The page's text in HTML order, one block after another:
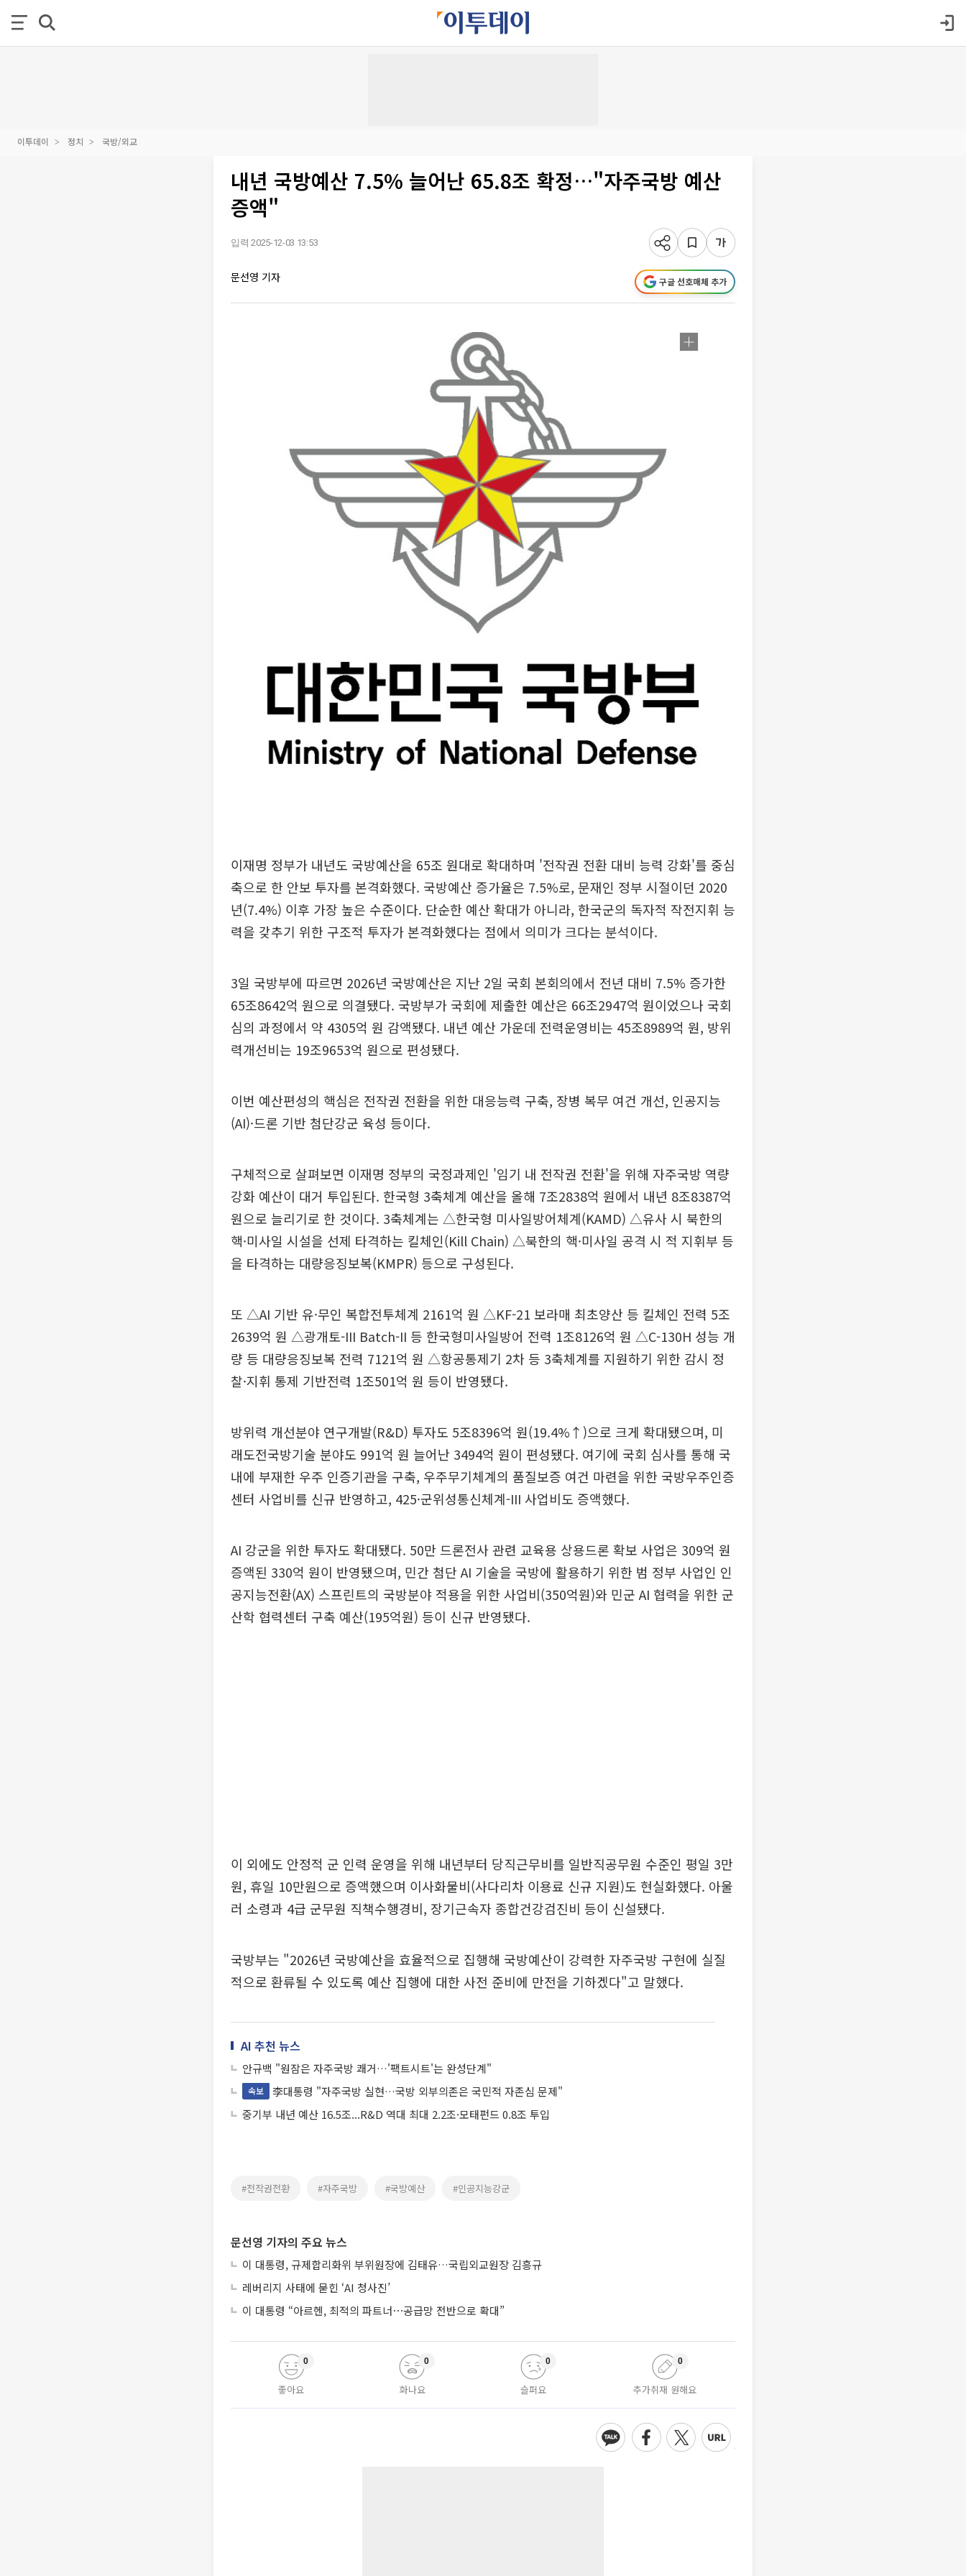
이투데이 정치 국방/외교
내년 국방예산 7.5% 늘어난 65.8조 확정…"자주국방 예산
증액"
입력 2025-12-03 13:53
문선영 기자 구글 선호매체 추가
이재명 정부가 내년도 국방예산을 65조 원대로 확대하며 '전작권 전환 대비 능력 강화'를 중심
축으로 한 안보 투자를 본격화했다. 국방예산 증가율은 7.5%로, 문재인 정부 시절이던 2020
년(7.4%) 이후 가장 높은 수준이다. 단순한 예산 확대가 아니라, 한국군의 독자적 작전지휘 능
력을 갖추기 위한 구조적 투자가 본격화했다는 점에서 의미가 크다는 분석이다.
3일 국방부에 따르면 2026년 국방예산은 지난 2일 국회 본회의에서 전년 대비 7.5% 증가한
65조8642억 원으로 의결됐다. 국방부가 국회에 제출한 예산은 66조2947억 원이었으나 국회
심의 과정에서 약 4305억 원 감액됐다. 내년 예산 가운데 전력운영비는 45조8989억 원, 방위
력개선비는 19조9653억 원으로 편성됐다.
이번 예산편성의 핵심은 전작권 전환을 위한 대응능력 구축, 장병 복무 여건 개선, 인공지능
(AI)·드론 기반 첨단강군 육성 등이다.
구체적으로 살펴보면 이재명 정부의 국정과제인 '임기 내 전작권 전환'을 위해 자주국방 역량
강화 예산이 대거 투입된다. 한국형 3축체계 예산을 올해 7조2838억 원에서 내년 8조8387억
원으로 늘리기로 한 것이다. 3축체계는 △한국형 미사일방어체계(KAMD) △유사 시 북한의
핵·미사일 시설을 선제 타격하는 킬체인(Kill Chain) △북한의 핵·미사일 공격 시 적 지휘부 등
을 타격하는 대량응징보복(KMPR) 등으로 구성된다.
또 △AI 기반 유·무인 복합전투체계 2161억 원 △KF-21 보라매 최초양산 등 킬체인 전력 5조
2639억 원 △광개토-III Batch-II 등 한국형미사일방어 전력 1조8126억 원 △C-130H 성능 개
량 등 대량응징보복 전력 7121억 원 △항공통제기 2차 등 3축체계를 지원하기 위한 감시 정
찰·지휘 통제 기반전력 1조501억 원 등이 반영됐다.
방위력 개선분야 연구개발(R&D) 투자도 5조8396억 원(19.4%↑)으로 크게 확대됐으며, 미
래도전국방기술 분야도 991억 원 늘어난 3494억 원이 편성됐다. 여기에 국회 심사를 통해 국
내에 부재한 우주 인증기관을 구축, 우주무기체계의 품질보증 여건 마련을 위한 국방우주인증
센터 사업비를 신규 반영하고, 425·군위성통신체계-III 사업비도 증액했다.
AI 강군을 위한 투자도 확대됐다. 50만 드론전사 관련 교육용 상용드론 확보 사업은 309억 원
증액된 330억 원이 반영됐으며, 민간 첨단 AI 기술을 국방에 활용하기 위한 범 정부 사업인 인
공지능전환(AX) 스프린트의 국방분야 적용을 위한 사업비(350억원)와 민군 AI 협력을 위한 군
산학 협력센터 구축 예산(195억원) 등이 신규 반영됐다.
이 외에도 안정적 군 인력 운영을 위해 내년부터 당직근무비를 일반직공무원 수준인 평일 3만
원, 휴일 10만원으로 증액했으며 이사화물비(사다리차 이용료 신규 지원)도 현실화했다. 아울
러 소령과 4급 군무원 직책수행경비, 장기근속자 종합건강검진비 등이 신설됐다.
국방부는 "2026년 국방예산을 효율적으로 집행해 국방예산이 강력한 자주국방 구현에 실질
적으로 환류될 수 있도록 예산 집행에 대한 사전 준비에 만전을 기하겠다"고 말했다.
AI 추천 뉴스
안규백 "원잠은 자주국방 쾌거…'팩트시트'는 완성단계"
속보
李대통령 "자주국방 실현…국방 외부의존은 국민적 자존심 문제"
중기부 내년 예산 16.5조...R&D 역대 최대 2.2조·모태펀드 0.8조 투입
#전작권전환 #자주국방 #국방예산 #인공지능강군
문선영 기자의 주요 뉴스
이 대통령, 규제합리화위 부위원장에 김태유…국립외교원장 김흥규
레버리지 사태에 묻힌 ‘AI 청사진’
이 대통령 “아르헨, 최적의 파트너⋯공급망 전반으로 확대”
좋아요
0
화나요
0
슬퍼요
0
추가취재 원해요
0